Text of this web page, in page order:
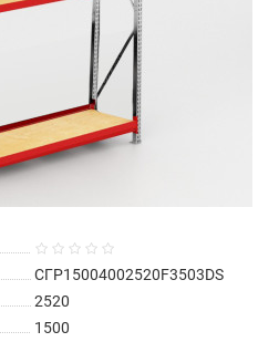
СГР15004002520F3503DS
2520
1500